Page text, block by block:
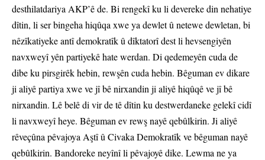
desthilatdariya AKP’ê de. Bi rengekî ku li devereke din nehatiye
dîtin, li ser bingeha hiqûqa xwe ya dewlet û netewe dewletan, bi
nêzîkatiyeke antî demokratîk û dîktatorî dest li hevsengiyên
navxweyî yên partiyekê hate werdan. Di qedemeyên cuda de
dibe ku pirsgirêk hebin, rewşên cuda hebin. Bêguman ev dikare
ji aliyê partiya xwe ve jî bê nirxandin ji aliyê hiqûqê ve jî bê
nirxandin. Lê belê di vir de tê dîtin ku destwerdaneke gelekî cidî
li navxweyî heye. Bêguman ev rewş nayê qebûlkirin. Ji aliyê
rêveçûna pêvajoya Aştî û Civaka Demokratîk ve bêguman nayê
qebûlkirin. Bandoreke neyînî li pêvajoyê dike. Lewma ne ya